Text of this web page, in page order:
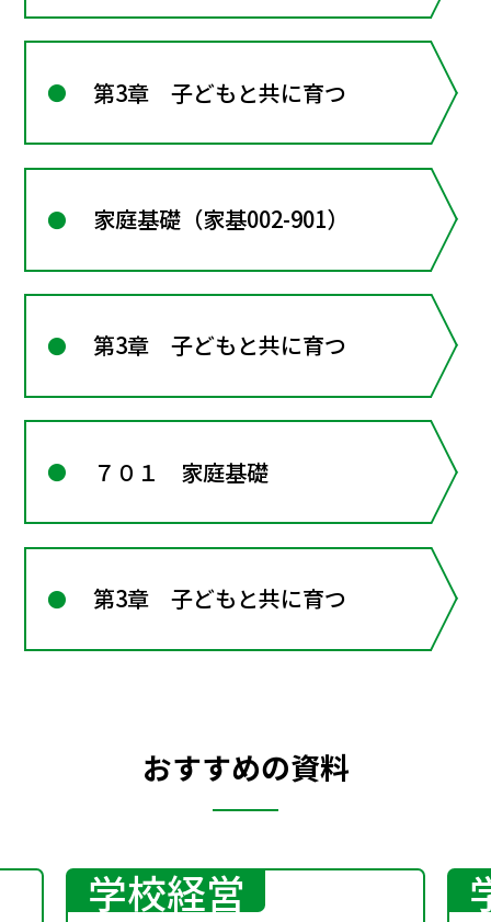
第3章 子どもと共に育つ
家庭基礎（家基002-901）
第3章 子どもと共に育つ
７０１ 家庭基礎
第3章 子どもと共に育つ
おすすめの資料
学校経営